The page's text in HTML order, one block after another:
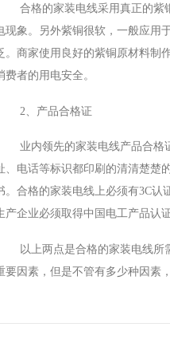
合格的家装电线采用真正的紫
现象。另外紫铜很软，一般应用
。商家使用良好的紫铜原材料制
费者的用电安全。
2、产品合格证
业内领先的家装电线产品合格
、电话等标识都印刷的清清楚楚
。合格的家装电线上必须有3C认
产企业必须取得中国电工产品认
以上两点是合格的家装电线
要因素，但是不管有多少种因素